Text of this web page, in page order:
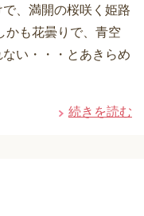
、満開の桜咲く姫路
かも花曇りで、青空
い・・・とあきらめ
続きを読む